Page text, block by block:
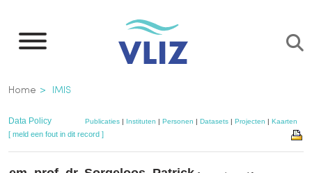
naar
inhoud
gaan
Kruimelpad
Home IMIS
Data Policy Publicaties| Instituten | Personen | Datasets| Projecten | Kaarten
[ meld een fout in dit record ]